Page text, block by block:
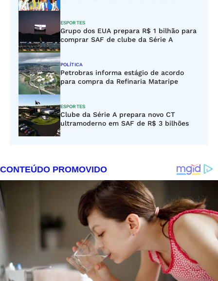
ESPORTES
Grupo dos EUA prepara R$ 1 bilhão para
comprar SAF de clube da Série A
POLÍTICA
Petrobras informa estágio de acordo
para compra da Refinaria Mataripe
ESPORTES
Clube da Série A prepara novo CT
ultramoderno em SAF de R$ 3 bilhões